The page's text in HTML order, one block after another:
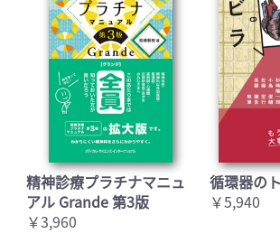
精神診療プラチナマニュ
アル Grande 第3版
￥3,960
循環器の
￥5,940